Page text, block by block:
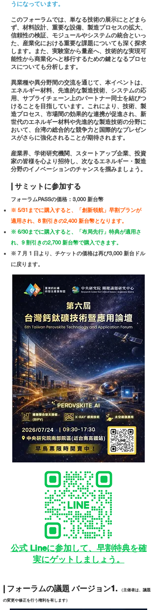
うになっています。
このフォーラムでは、単なる技術の展示にとどまら
ず、材料設計、重要な設備、製造プロセスの拡大、
信頼性の検証、モジュールやシステムの統合といっ
た、産業化における重要な課題についても深く探求
します。また、実験室から量産へ、技術的な実現可
能性から商業化へと移行するための鍵となるプロセ
スについても分析します。
異業種や異分野間の交流を通じて、本イベントは、
エネルギー材料、先進的な製造技術、システムの応
用、サプライチェーン上のパートナー同士を結びつ
けることを目指しています。これにより、技術、製
造プロセス、市場間の効果的な連携が促進され、新
世代のエネルギー材料や先進的な製造技術の分野に
おいて、台湾の総合的な競争力と国際的なプレゼン
スがさらに強化されることが期待されます。
産業界、学術研究機関、スタートアップ企業、投資
家の皆様を心より招待し、次なるエネルギー・製造
分野のイノベーションのチャンスを掴みましょう。
| サミットに参加する
フォーラムPASSの価格：3,000 新台幣
※ 5/31までに購入すると、「創新領航」早割プランが
適用され、8 割引きの2,400 新台幣となります。
※ 6/30までに購入すると、「布局先行」特典が適用さ
れ、9 割引きの2,700 新台幣で購入できます。
※ 7 月 1 日より、チケットの価格は再び3,000 新台ドル
に戻ります。
公式 Lineに参加して、早割特典を確
実にゲットしましょう。
| フォーラムの議題 バージョン1. （主催者は、議題
の変更や修正を行う権利を有します）